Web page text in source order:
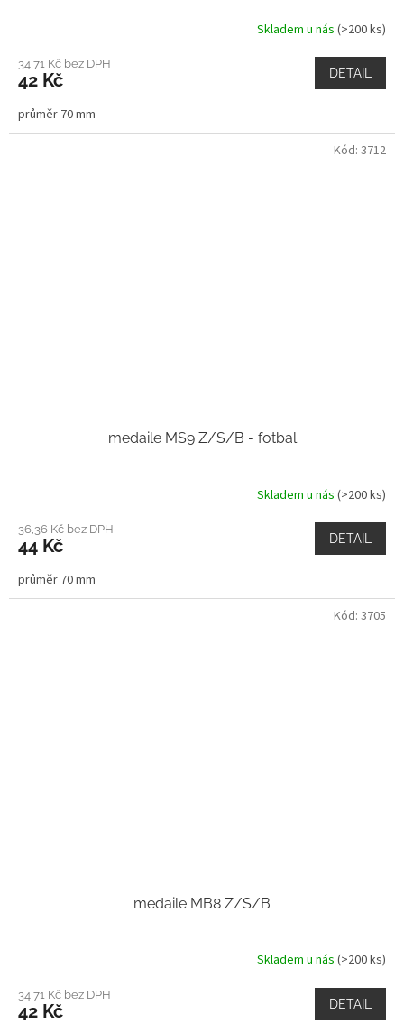
Skladem u nás (>200 ks)
34,71 Kč bez DPH
42 Kč DETAIL
průměr 70 mm
medaile MS9 Z/S/B - fotbal
Skladem u nás (>200 ks)
36,36 Kč bez DPH
44 Kč DETAIL
průměr 70 mm
Kód: 3712
medaile MB8 Z/S/B
Skladem u nás (>200 ks)
34,71 Kč bez DPH
42 Kč DETAIL
Kód: 3705